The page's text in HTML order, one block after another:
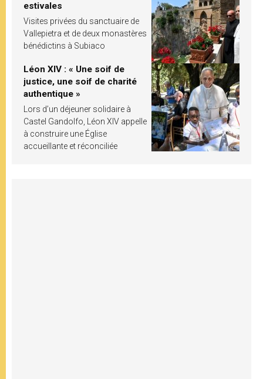
estivales
Visites privées du sanctuaire de
Vallepietra et de deux monastères
bénédictins à Subiaco
Léon XIV : « Une soif de
justice, une soif de charité
authentique »
Lors d’un déjeuner solidaire à
Castel Gandolfo, Léon XIV appelle
à construire une Église
accueillante et réconciliée